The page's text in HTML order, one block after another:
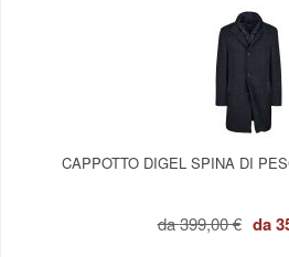
CAPPOTTO DIGEL SPINA DI
da399,00 € da